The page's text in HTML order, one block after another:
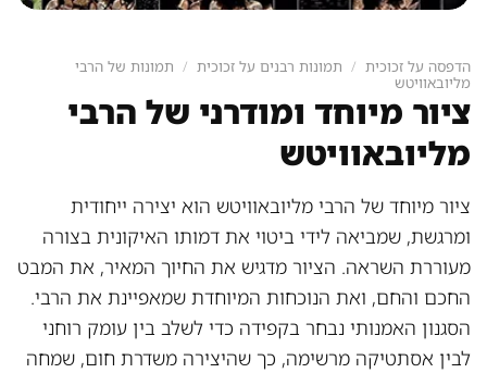
הדפסה על זכוכית / תמונות רבנים על זכוכית / תמונות של הרבי
מליובאוויטש
ציור מיוחד ומודרני של הרבי
מליובאוויטש
ציור מיוחד של הרבי מליובאוויטש הוא יצירה ייחודית
ומרגשת, שמביאה לידי ביטוי את דמותו האיקונית בצורה
מעוררת השראה. הציור מדגיש את החיוך המאיר, את המבט
החכם והחם, ואת הנוכחות המיוחדת שמאפיינת את הרבי.
הסגנון האמנותי נבחר בקפידה כדי לשלב בין עומק רוחני
לבין אסתטיקה מרשימה, כך שהיצירה משדרת חום, שמחה